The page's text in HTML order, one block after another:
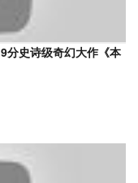
分史诗级奇幻大作《本